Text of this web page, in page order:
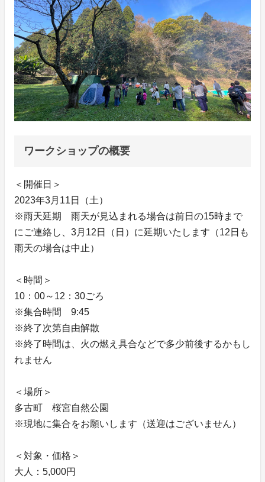
ワークショップの概要
＜開催日＞
2023年3月11日（土）
※雨天延期 雨天が見込まれる場合は前日の15時まで
にご連絡し、3月12日（日）に延期いたします（12日も
雨天の場合は中止）
＜時間＞
10：00～12：30ごろ
※集合時間 9:45
※終了次第自由解散
※終了時間は、火の燃え具合などで多少前後するかもし
れません
＜場所＞
多古町 桜宮自然公園
※現地に集合をお願いします（送迎はございません）
＜対象・価格＞
大人：5,000円